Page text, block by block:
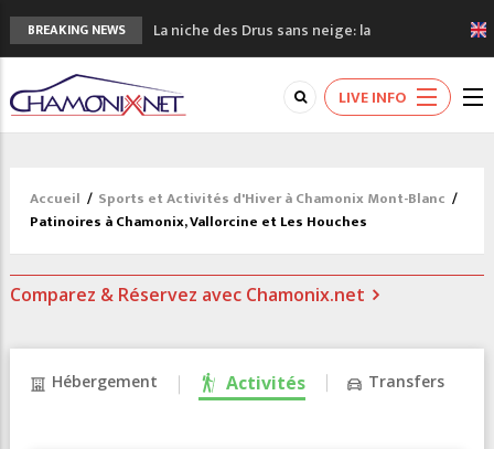
BREAKING NEWS
La niche des Drus sans neige: la
sécheresse en haute montagne
3 bonnes raisons pour visiter le nouveau
Musée du Mont-Blanc
Accidents en montagne: 3 personnes sont
Craft ouvre un nouveau magasin de course
à pied à Chamonix
LIVE INFO
Accueil / Sports et Activités d'Hiver à Chamonix Mont-Blanc /
Patinoires à Chamonix, Vallorcine et Les Houches
Comparez & Réservez avec Chamonix.net
Hébergement Activités Transfers